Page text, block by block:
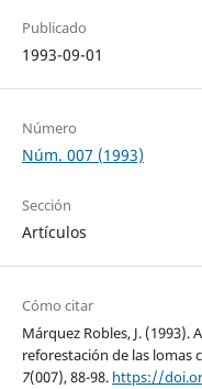
Publicado
1993-09-01
Número
Núm. 007 (1993)
Sección
Artículos
Cómo citar
Márquez Robles, J.
reforestación de las lomas
7(007), 88-98. https://